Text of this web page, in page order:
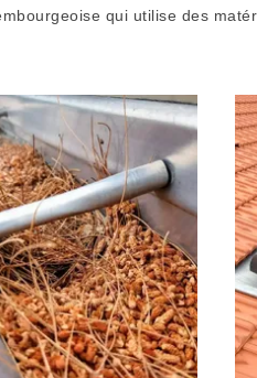
qui utilise des